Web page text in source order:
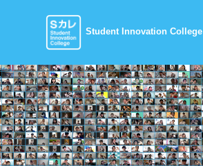
Student Innovation College